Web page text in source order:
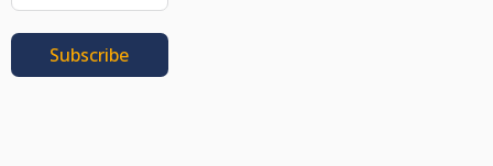
Subscribe